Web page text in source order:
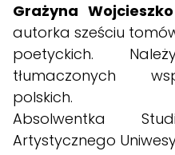
Grażyna Wojcieszko
autorka sześciu
poetyckich.
tłumaczonych
polskich.
Absolwentka
Artystycznego